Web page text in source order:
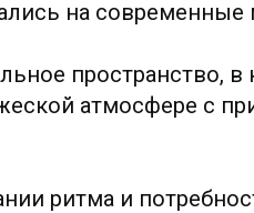
на
пространство, в
атмосфере с
ритма и